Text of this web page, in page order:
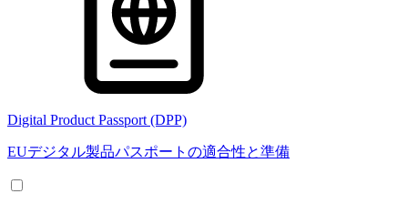
Digital Product Passport (DPP)
EUデジタル製品パスポートの適合性と準備